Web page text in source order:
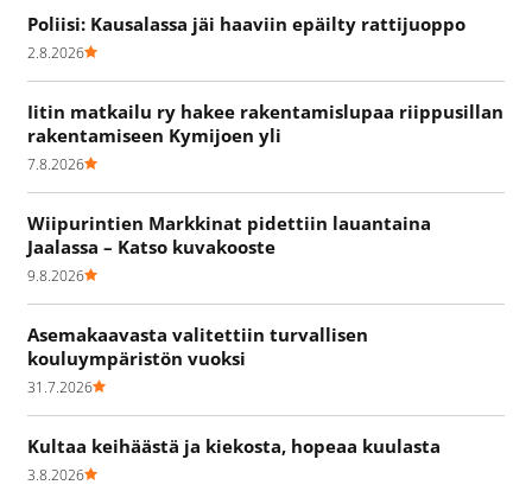
Poliisi: Kausalassa jäi haaviin epäilty rattijuoppo
2.8.2026
Iitin matkailu ry hakee rakentamislupaa riippusillan
rakentamiseen Kymijoen yli
7.8.2026
Wiipurintien Markkinat pidettiin lauantaina
Jaalassa – Katso kuvakooste
9.8.2026
Asemakaavasta valitettiin turvallisen
kouluympäristön vuoksi
31.7.2026
Kultaa keihäästä ja kiekosta, hopeaa kuulasta
3.8.2026